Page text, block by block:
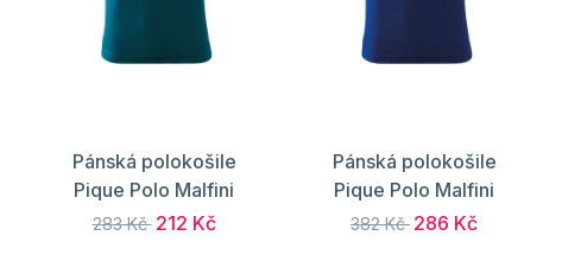
Pánská polokošile
Pique Polo Malfini
283 Kč 212 Kč
Pánská polokošile
Pique Polo Malfini
382 Kč 286 Kč